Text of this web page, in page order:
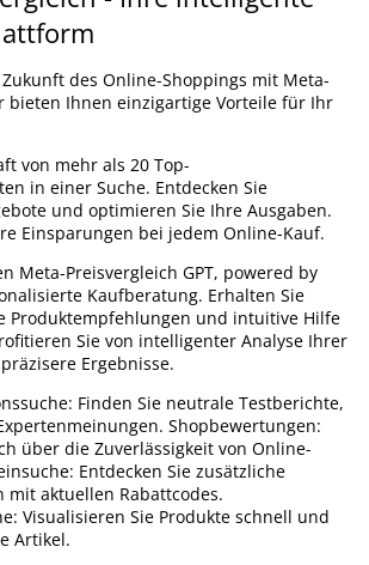
des Online-Shoppings mit Meta-
bieten Ihnen einzigartige Vorteile für Ihr
von mehr als 20 Top-
in einer Suche. Entdecken Sie
und optimieren Sie Ihre Ausgaben.
Einsparungen bei jedem Online-Kauf.
Meta-Preisvergleich GPT, powered by
Kaufberatung. Erhalten Sie
Produktempfehlungen und intuitive Hilfe
Sie von intelligenter Analyse Ihrer
Ergebnisse.
Finden Sie neutrale Testberichte,
Shopbewertungen:
über die Zuverlässigkeit von Online-
Entdecken Sie zusätzliche
mit aktuellen Rabattcodes.
Visualisieren Sie Produkte schnell und
Artikel.